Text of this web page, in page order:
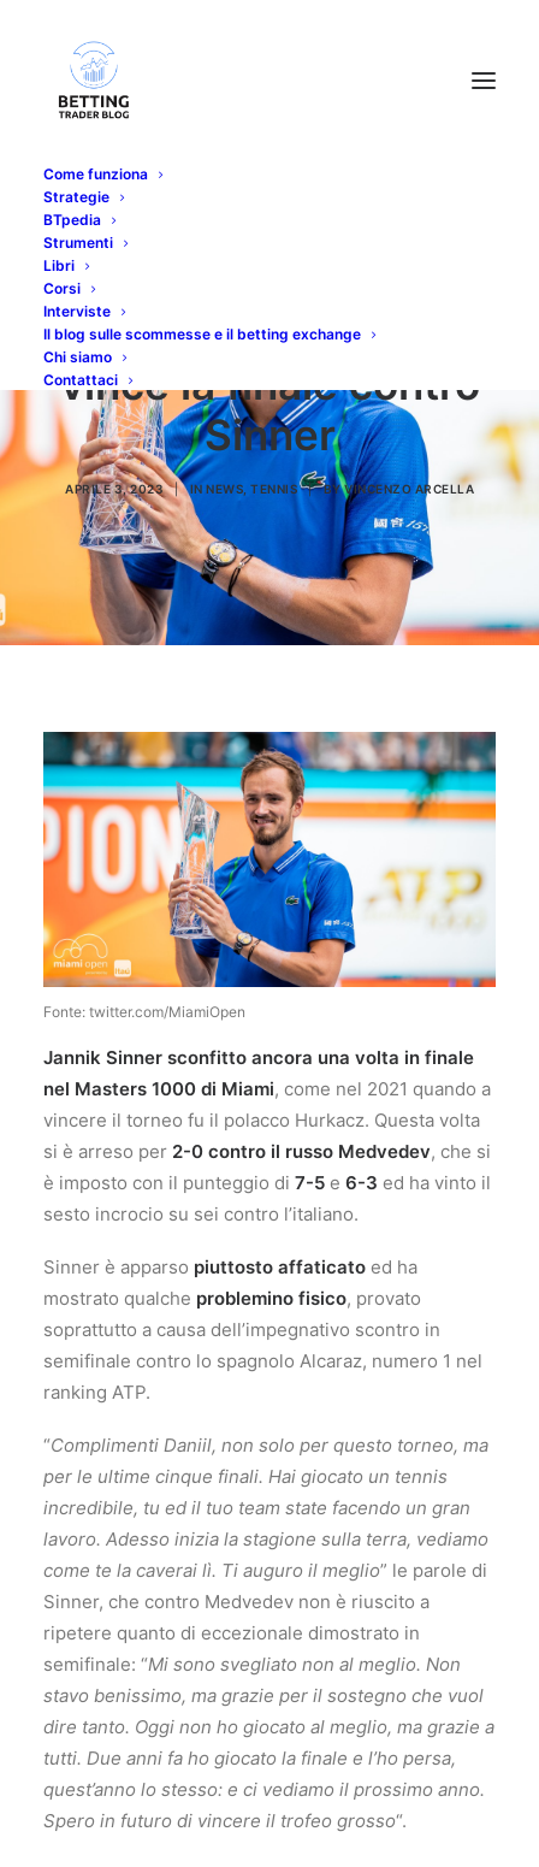
Come funziona
Strategie
BTpedia
Strumenti
Libri
Corsi
Interviste
Il blog sulle scommesse e il betting exchange
Chi siamo
Contattaci
ATP Miami, Medvedev
vince la finale contro
Sinner
APRILE 3, 2023 | IN NEWS TENNIS | BYVINCENZO ARCELLA
Fonte: twitter.com/MiamiOpen
Jannik Sinner sconfitto ancora una volta in finale
nel Masters 1000 di Miami, come nel 2021 quando a
vincere il torneo fu il polacco Hurkacz. Questa volta
si è arreso per 2-0 contro il russo Medvedev, che si
è imposto con il punteggio di 7-5 e 6-3 ed ha vinto il
sesto incrocio su sei contro l’italiano.
Sinner è apparso piuttosto affaticato ed ha
mostrato qualche problemino fisico, provato
soprattutto a causa dell’impegnativo scontro in
semifinale contro lo spagnolo Alcaraz, numero 1 nel
ranking ATP.
“Complimenti Daniil, non solo per questo torneo, ma
per le ultime cinque finali. Hai giocato un tennis
incredibile, tu ed il tuo team state facendo un gran
lavoro. Adesso inizia la stagione sulla terra, vediamo
come te la caverai lì. Ti auguro il meglio” le parole di
Sinner, che contro Medvedev non è riuscito a
ripetere quanto di eccezionale dimostrato in
semifinale: “Mi sono svegliato non al meglio. Non
stavo benissimo, ma grazie per il sostegno che vuol
dire tanto. Oggi non ho giocato al meglio, ma grazie a
tutti. Due anni fa ho giocato la finale e l’ho persa,
quest’anno lo stesso: e ci vediamo il prossimo anno.
Spero in futuro di vincere il trofeo grosso“.